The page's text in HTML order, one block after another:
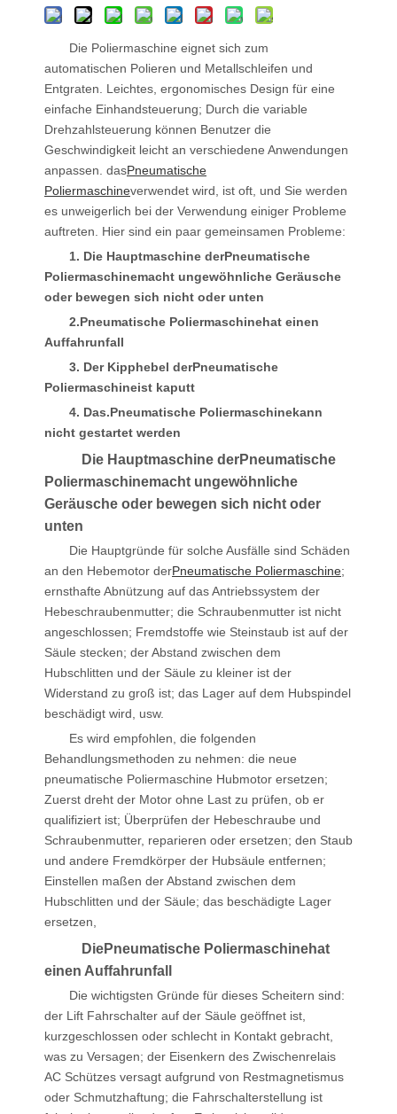
Die Poliermaschine eignet sich zum
automatischen Polieren und Metallschleifen und
Entgraten. Leichtes, ergonomisches Design für eine
einfache Einhandsteuerung; Durch die variable
Drehzahlsteuerung können Benutzer die
Geschwindigkeit leicht an verschiedene Anwendungen
anpassen. dasPneumatische
Poliermaschineverwendet wird, ist oft, und Sie werden
es unweigerlich bei der Verwendung einiger Probleme
auftreten. Hier sind ein paar gemeinsamen Probleme:
1. Die Hauptmaschine derPneumatische
Poliermaschinemacht ungewöhnliche Geräusche
oder bewegen sich nicht oder unten
2.Pneumatische Poliermaschinehat einen
Auffahrunfall
3. Der Kipphebel derPneumatische
Poliermaschineist kaputt
4. Das.Pneumatische Poliermaschinekann
nicht gestartet werden
Die Hauptmaschine derPneumatische
Poliermaschinemacht ungewöhnliche
Geräusche oder bewegen sich nicht oder
unten
Die Hauptgründe für solche Ausfälle sind Schäden
an den Hebemotor derPneumatische Poliermaschine;
ernsthafte Abnützung auf das Antriebssystem der
Hebeschraubenmutter; die Schraubenmutter ist nicht
angeschlossen; Fremdstoffe wie Steinstaub ist auf der
Säule stecken; der Abstand zwischen dem
Hubschlitten und der Säule zu kleiner ist der
Widerstand zu groß ist; das Lager auf dem Hubspindel
beschädigt wird, usw.
Es wird empfohlen, die folgenden
Behandlungsmethoden zu nehmen: die neue
pneumatische Poliermaschine Hubmotor ersetzen;
Zuerst dreht der Motor ohne Last zu prüfen, ob er
qualifiziert ist; Überprüfen der Hebeschraube und
Schraubenmutter, reparieren oder ersetzen; den Staub
und andere Fremdkörper der Hubsäule entfernen;
Einstellen maßen der Abstand zwischen dem
Hubschlitten und der Säule; das beschädigte Lager
ersetzen,
DiePneumatische Poliermaschinehat
einen Auffahrunfall
Die wichtigsten Gründe für dieses Scheitern sind:
der Lift Fahrschalter auf der Säule geöffnet ist,
kurzgeschlossen oder schlecht in Kontakt gebracht,
was zu Versagen; der Eisenkern des Zwischenrelais
AC Schützes versagt aufgrund von Restmagnetismus
oder Schmutzhaftung; die Fahrschalterstellung ist